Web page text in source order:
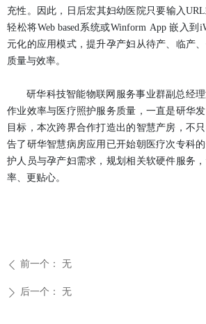
充性。因此， 日后宏其妇幼 医院只要输入
轻松将Web based系统或Winform App 嵌入到
元化的应用模式，提升孕产妇从待产、临产
质量与效率。
研华科技智能物联网服务事业群副总经
作业效率与医疗照护服务质量，一直是研华
目标，本次跨界合作打造出的智慧产房，不
告了 研华智慧病房应用已开始朝医疗次专科
护 人员与孕产妇需求，规划相关软硬件服务
率、更贴心。
ꄴ 前一个： 无
ꄲ 后一个： 无